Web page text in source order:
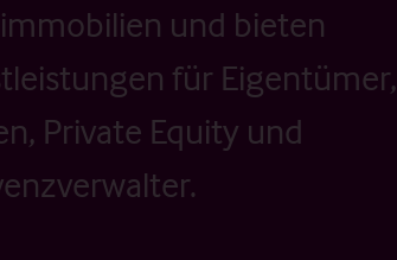
und bieten
für Eigentümer,
Private Equity und